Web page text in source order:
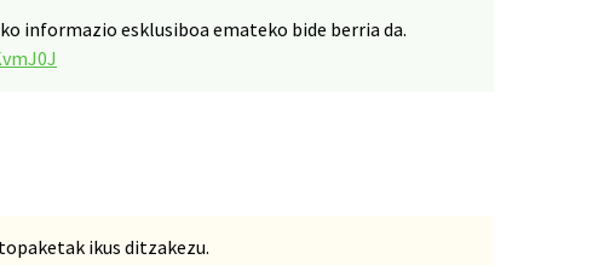
informazio esklusiboa emateko bide berria da.
ikus ditzakezu.